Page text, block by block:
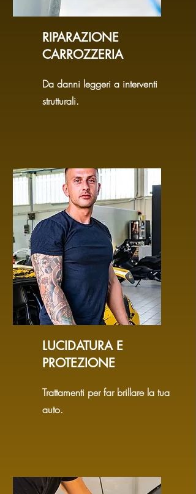
RIPARAZIONE
CARROZZERIA
Da danni leggeri a interventi
strutturali.
LUCIDATURA E
PROTEZIONE
Trattamenti per far brillare la tua
auto.